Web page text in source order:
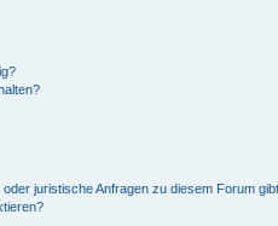
juristische Anfragen zu diesem Forum